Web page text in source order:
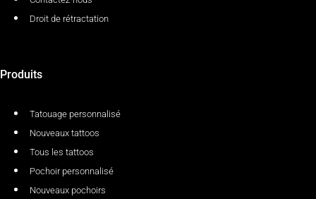
Droit de rétractation
Produits
Tatouage personnalisé
Nouveaux tattoos
Tous les tattoos
Pochoir personnalisé
Nouveaux pochoirs